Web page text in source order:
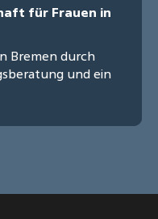
für Frauen in
Bremen durch
und ein